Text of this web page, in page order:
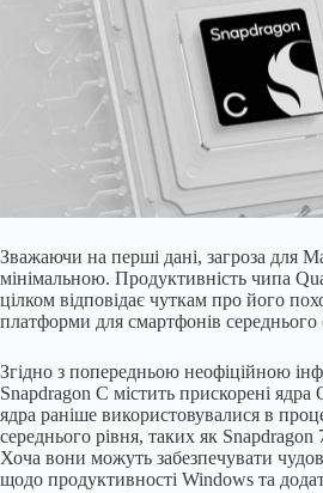
Зважаючи на перші дані, загроза для
мінімальною. Продуктивність чипа
цілком відповідає чуткам про його
платформи для смартфонів середнього
Згідно з попередньою неофіційною
Snapdragon C містить прискорені
ядра раніше використовувалися в
середнього рівня, таких як
Хоча вони можуть забезпечувати
щодо продуктивності Windows та